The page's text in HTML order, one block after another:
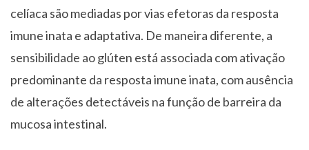
celíaca são mediadas por vias efetoras da resposta
imune inata e adaptativa. De maneira diferente, a
sensibilidade ao glúten está associada com ativação
predominante da resposta imune inata, com ausência
de alterações detectáveis ​​na função de barreira da
mucosa intestinal.